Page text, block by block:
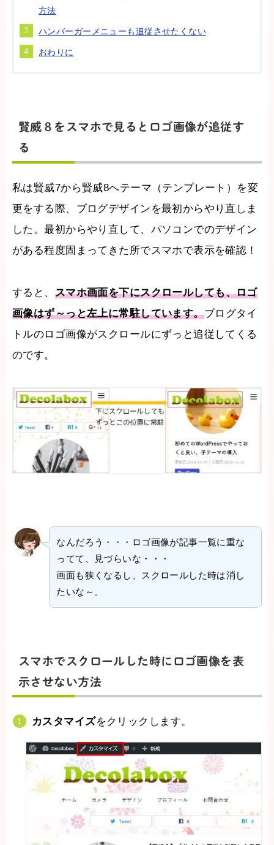
方法
ハンバーガーメニューも追従させたくない
おわりに
賢威８をスマホで見るとロゴ画像が追従す
る
私は賢威7から賢威8へテーマ（テンプレート）を変
更をする際、ブログデザインを最初からやり直しま
した。最初からやり直して、パソコンでのデザイン
がある程度固まってきた所でスマホで表示を確認！
すると、 スマホ画面を下にスクロールしても、ロゴ
画像はず～っと左上に常駐しています。ブログタイ
トルのロゴ画像がスクロールにずっと追従してくる
のです。
なんだろう・・・ロゴ画像が記事一覧に重な
ってて、見づらいな・・・
画面も狭くなるし、スクロールした時は消し
たいな～。
スマホでスクロールした時にロゴ画像を表
示させない方法
カスタマイズをクリックします。